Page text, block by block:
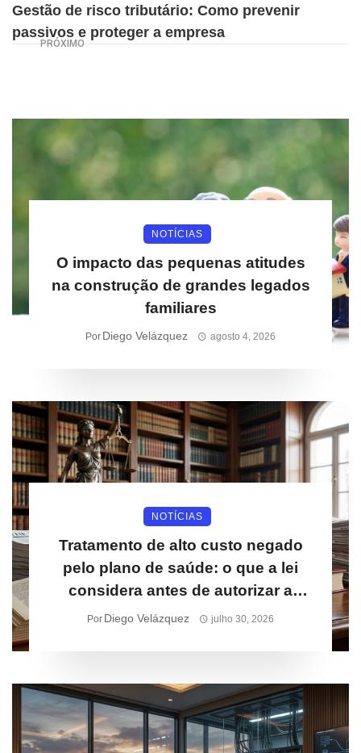
PRÓXIMO
Gestão de risco tributário: Como prevenir
passivos e proteger a empresa
NOTÍCIAS
O impacto das pequenas atitudes
na construção de grandes legados
familiares
Por Diego Velázquez agosto 4, 2026
NOTÍCIAS
Tratamento de alto custo negado
pelo plano de saúde: o que a lei
considera antes de autorizar a
cobertura
Por Diego Velázquez julho 30, 2026